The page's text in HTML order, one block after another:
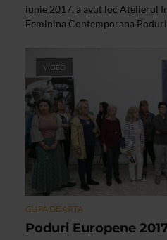
iunie 2017, a avut loc Atelierul
Feminina Contemporana Poduri
VIDEO
CLIPA DE ARTA
Poduri Europene